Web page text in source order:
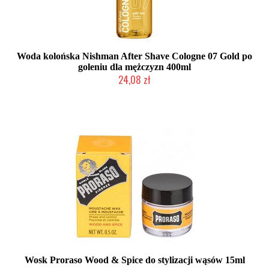
Woda kolońska Nishman After Shave Cologne 07 Gold po
goleniu dla mężczyzn 400ml
24,08 zł
Wosk Proraso Wood & Spice do stylizacji wąsów 15ml